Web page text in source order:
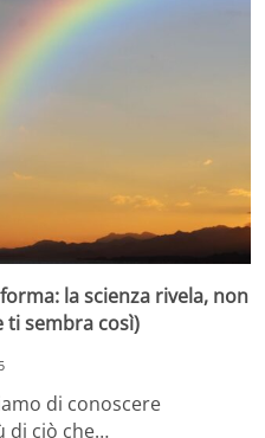
la scienza rivela, non
ti sembra così)
di conoscere
di ciò che…